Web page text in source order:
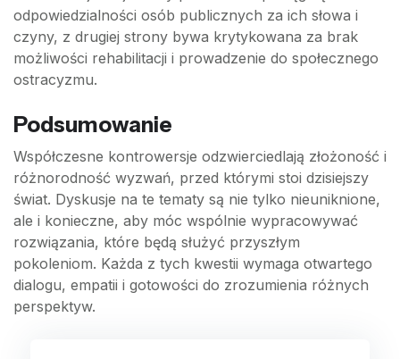
odpowiedzialności osób publicznych za ich słowa i
czyny, z drugiej strony bywa krytykowana za brak
możliwości rehabilitacji i prowadzenie do społecznego
ostracyzmu.
Podsumowanie
Współczesne kontrowersje odzwierciedlają złożoność i
różnorodność wyzwań, przed którymi stoi dzisiejszy
świat. Dyskusje na te tematy są nie tylko nieuniknione,
ale i konieczne, aby móc wspólnie wypracowywać
rozwiązania, które będą służyć przyszłym
pokoleniom. Każda z tych kwestii wymaga otwartego
dialogu, empatii i gotowości do zrozumienia różnych
perspektyw.